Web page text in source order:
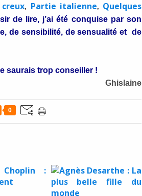
, Partie italienne, Quelques
de lire, j’ai été conquise par son
de sensibilité, de sensualité et de
saurais trop conseiller !
Ghislaine
0